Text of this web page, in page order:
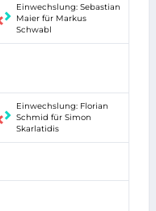
Einwechslung: Sebastian
Maier für Markus
Schwabl
Einwechslung: Florian
Schmid für Simon
Skarlatidis